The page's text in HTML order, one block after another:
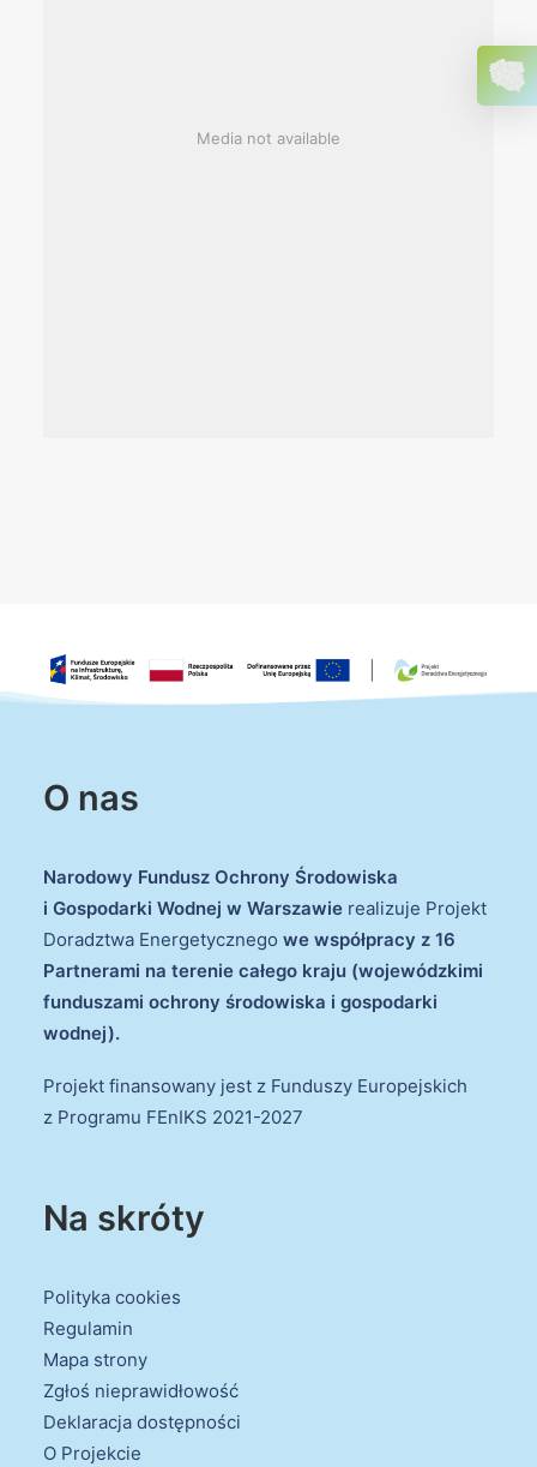
Media not available
O nas
Narodowy Fundusz Ochrony Środowiska
i Gospodarki Wodnej w Warszawie realizuje Projekt
Doradztwa Energetycznego we współpracy z 16
Partnerami na terenie całego kraju (wojewódzkimi
funduszami ochrony środowiska i gospodarki
wodnej).
Projekt finansowany jest z Funduszy Europejskich
z Programu FEnIKS 2021-2027
Na skróty
Polityka cookies
Regulamin
Mapa strony
Zgłoś nieprawidłowość
Deklaracja dostępności
O Projekcie